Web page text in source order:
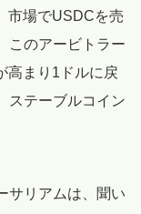
市場でUSDCを売
このアービトラー
高まり1ドルに戻
ステーブルコイン
サリアムは、聞い